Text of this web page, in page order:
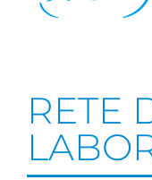
RETE